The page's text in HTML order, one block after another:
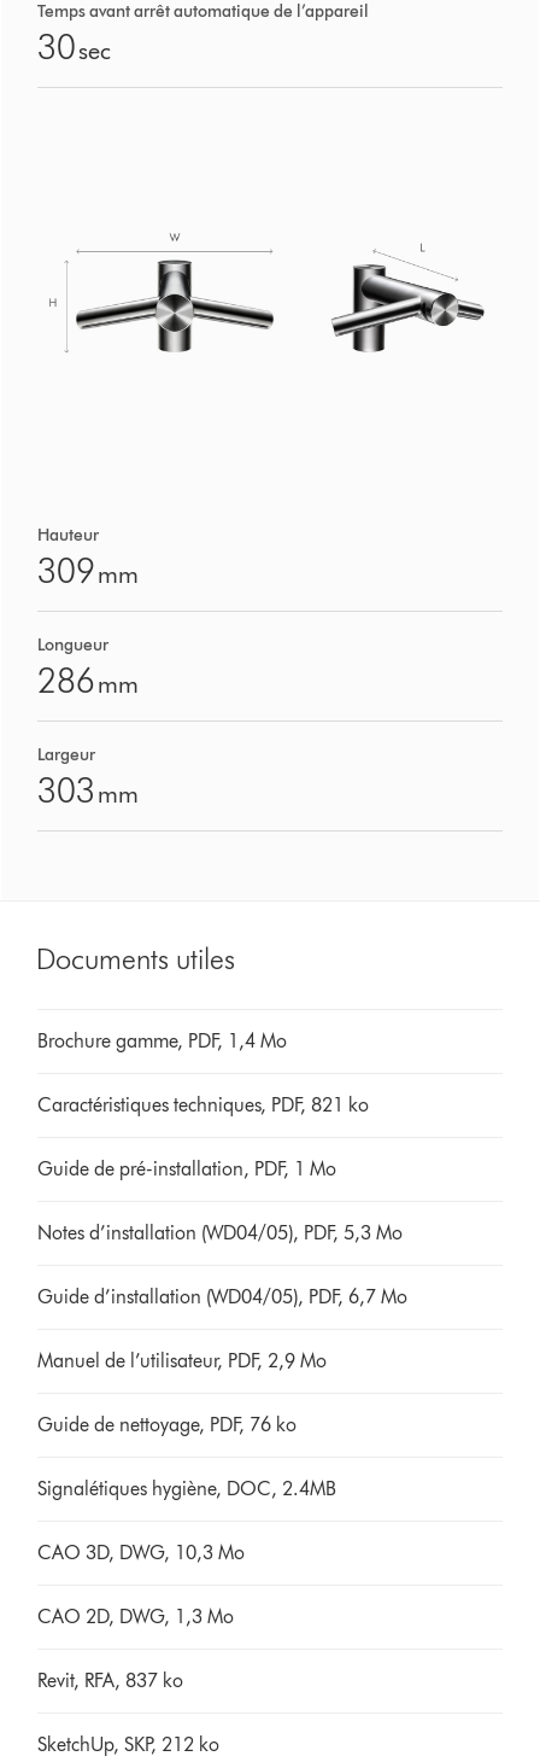
Temps avant arrêt automatique de l’appareil
30sec
Hauteur
309mm
Longueur
286mm
Largeur
303 mm
Documents utiles
Brochure gamme, PDF, 1,4 Mo
Caractéristiques techniques, PDF, 821 ko
Guide de pré-installation, PDF, 1 Mo
Notes d’installation (WD04/05), PDF, 5,3 Mo
Guide d’installation (WD04/05), PDF, 6,7 Mo
Manuel de l’utilisateur, PDF, 2,9 Mo
Guide de nettoyage, PDF, 76 ko
Signalétiques hygiène, DOC, 2.4MB
CAO 3D, DWG, 10,3 Mo
CAO 2D, DWG, 1,3 Mo
Revit, RFA, 837 ko
SketchUp, SKP, 212 ko